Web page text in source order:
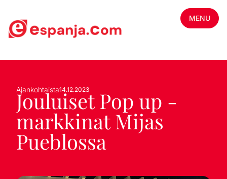
MENU
Ajankohtaista14.12.2023
Jouluiset Pop up -
markkinat Mijas
Pueblossa